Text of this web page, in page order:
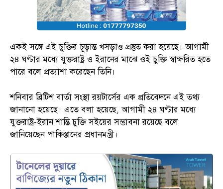
একই সঙ্গে এই চুক্তির চূড়ান্ত খসড়াও প্রস্তুত করা হয়েছে। আগামী
২৪ ঘণ্টার মধ্যে যুক্তরাষ্ট্র ও ইরানের মাঝে ওই চুক্তি স্বাক্ষরিত হতে
পারে বলে প্রত্যাশা করেছেন তিনি।
শনিবার ব্রিটিশ বার্তা সংস্থা রয়টার্সের এক প্রতিবেদনে এই তথ্য
জানানো হয়েছে। এতে বলা হয়েছে, আগামী ২৪ ঘণ্টার মধ্যে
যুক্তরাষ্ট্র-ইরান শান্তি চুক্তি সইয়ের সম্ভাবনা রয়েছে বলে
জানিয়েছেন পাকিস্তানের প্রধানমন্ত্রী।